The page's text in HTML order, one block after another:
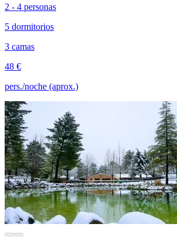
2 - 4 personas
5 dormitorios
3 camas
48 €
pers./noche (aprox.)